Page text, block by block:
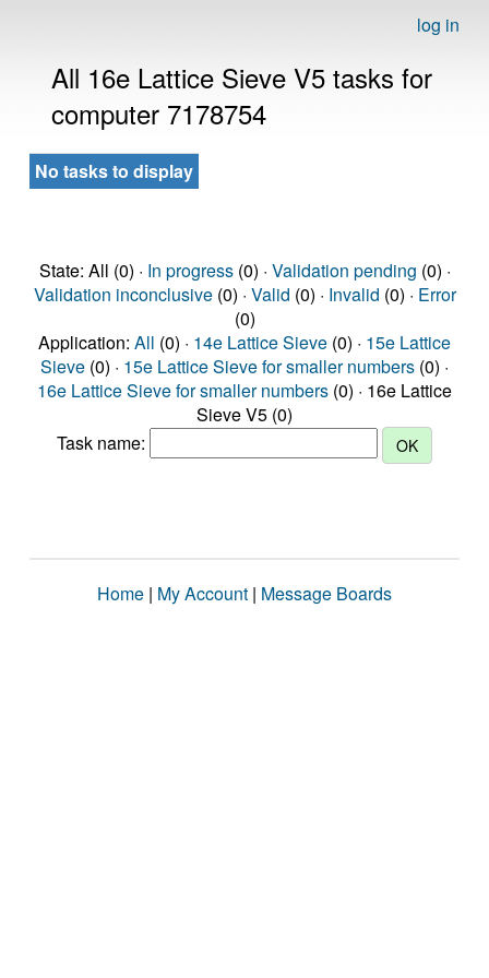
log in
All 16e Lattice Sieve V5 tasks for
computer 7178754
No tasks to display
State: All (0) · In progress(0) · Validation pending (0) ·
Validation inconclusive(0) · Valid (0) · Invalid (0) · Error
(0)
Application: All (0) · 14e Lattice Sieve (0) · 15e Lattice
Sieve (0) · 15e Lattice Sieve for smaller numbers (0) ·
16e Lattice Sieve for smaller numbers (0) · 16e Lattice
Sieve V5 (0)
Task name:
Home | My Account | Message Boards